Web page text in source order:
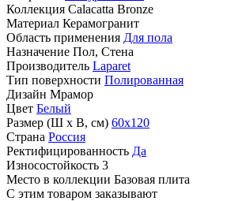
Коллекция Calacatta Bronze
Материал Керамогранит
Область применения Для пола
Назначение Пол, Стена
Производитель Laparet
Тип поверхности Полированная
Дизайн Мрамор
Цвет Белый
Размер (Ш х В, см) 60х120
Страна Россия
Ректифицированность Да
Износостойкость 3
Место в коллекции Базовая плита
С этим товаром заказывают